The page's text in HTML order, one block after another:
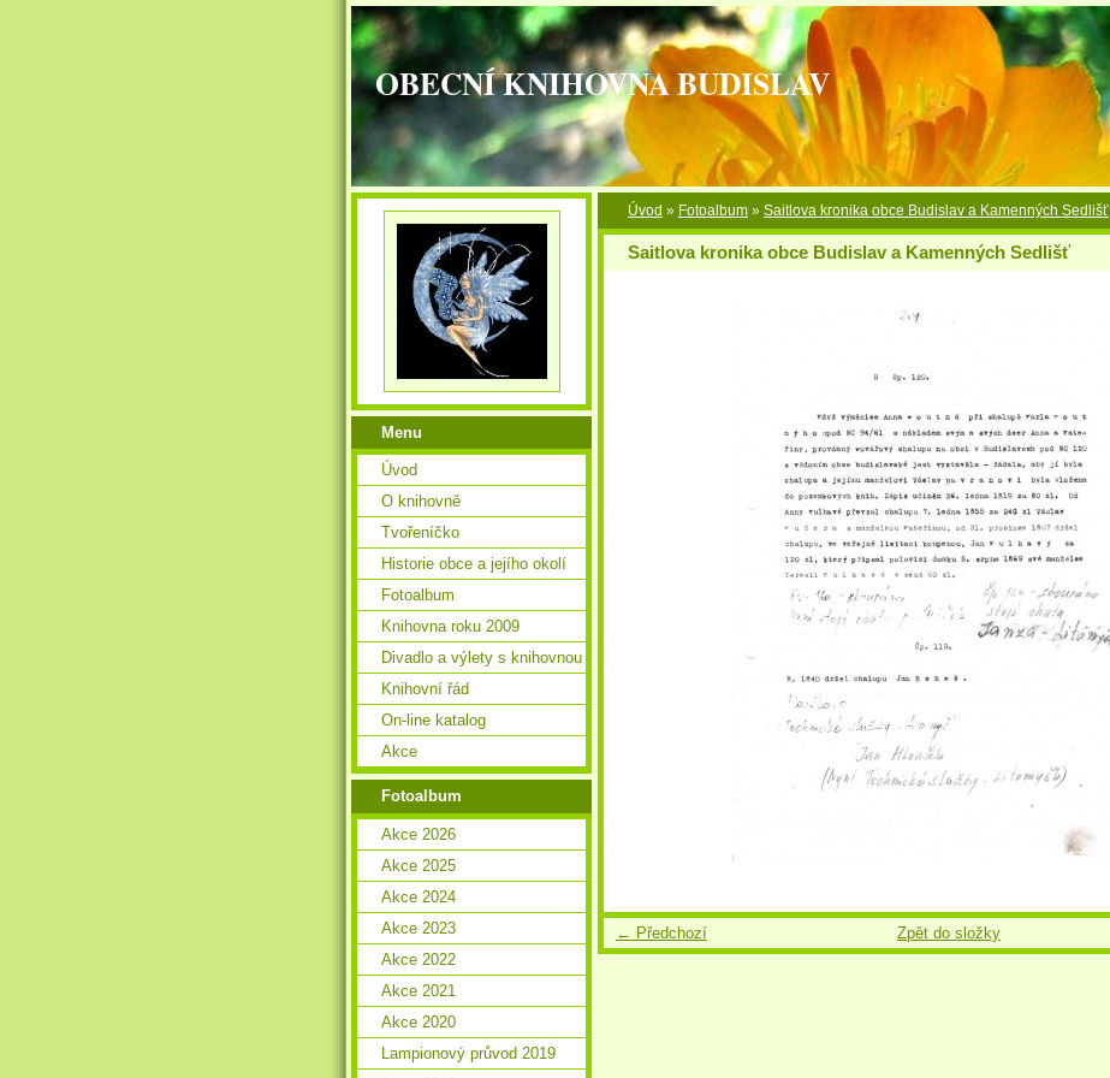
OBECNÍ KNIHOVNA BUDISLAV
Úvod » Fotoalbum » Saitlova kronika obce Budislav a Kamenných Sedlišť
Saitlova kronika obce Budislav a Kamenných Sedlišť
← Předchozí Zpět do složky
Menu
Úvod
O knihovně
Tvořeníčko
Historie obce a jejího okolí
Fotoalbum
Knihovna roku 2009
Divadlo a výlety s knihovnou
Knihovní řád
On-line katalog
Akce
Fotoalbum
Akce 2026
Akce 2025
Akce 2024
Akce 2023
Akce 2022
Akce 2021
Akce 2020
Lampionový průvod 2019